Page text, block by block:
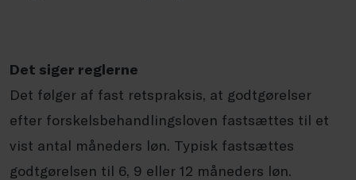
Det siger reglerne
Det følger af fast retspraksis, at godtgørelser
efter forskelsbehandlingsloven fastsættes til et
vist antal måneders løn. Typisk fastsættes
godtgørelsen til 6, 9 eller 12 måneders løn.